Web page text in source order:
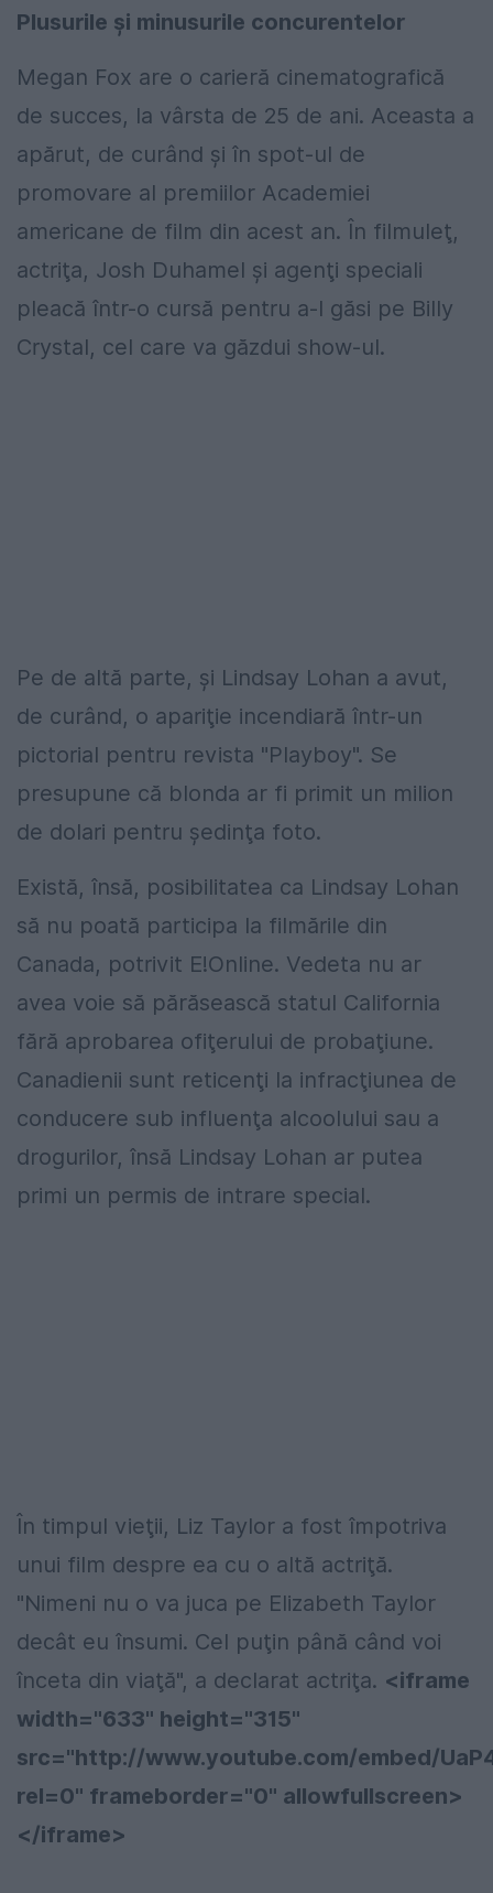
Plusurile şi minusurile concurentelor
Megan Fox are o carieră cinematografică
de succes, la vârsta de 25 de ani. Aceasta a
apărut, de curând şi în spot-ul de
promovare al premiilor Academiei
americane de film din acest an. În filmuleţ,
actriţa, Josh Duhamel şi agenţi speciali
pleacă într-o cursă pentru a-l găsi pe Billy
Crystal, cel care va găzdui show-ul.
Pe de altă parte, şi Lindsay Lohan a avut,
de curând, o apariţie incendiară într-un
pictorial pentru revista "Playboy". Se
presupune că blonda ar fi primit un milion
de dolari pentru şedinţa foto.
Există, însă, posibilitatea ca Lindsay Lohan
să nu poată participa la filmările din
Canada, potrivit E!Online. Vedeta nu ar
avea voie să părăsească statul California
fără aprobarea ofiţerului de probaţiune.
Canadienii sunt reticenţi la infracţiunea de
conducere sub influenţa alcoolului sau a
drogurilor, însă Lindsay Lohan ar putea
primi un permis de intrare special.
În timpul vieţii, Liz Taylor a fost împotriva
unui film despre ea cu o altă actriţă.
"Nimeni nu o va juca pe Elizabeth Taylor
decât eu însumi. Cel puţin până când voi
înceta din viaţă", a declarat actriţa. <iframe
width="633" height="315"
src="http://www.youtube.com/embed/
rel=0" frameborder="0" allowfullscreen>
</iframe>